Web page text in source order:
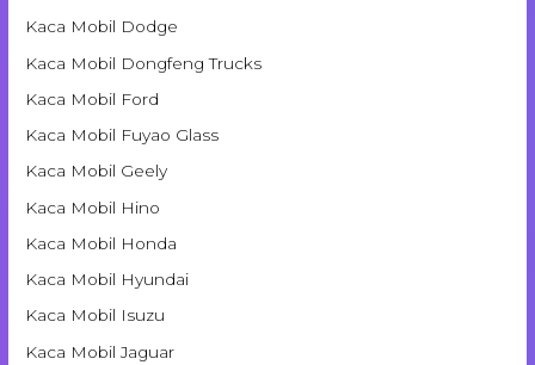
Kaca Mobil Dodge
Kaca Mobil Dongfeng Trucks
Kaca Mobil Ford
Kaca Mobil Fuyao Glass
Kaca Mobil Geely
Kaca Mobil Hino
Kaca Mobil Honda
Kaca Mobil Hyundai
Kaca Mobil Isuzu
Kaca Mobil Jaguar